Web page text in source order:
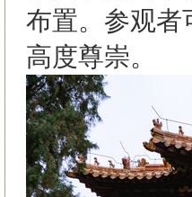
布置。参观者
高度尊崇。